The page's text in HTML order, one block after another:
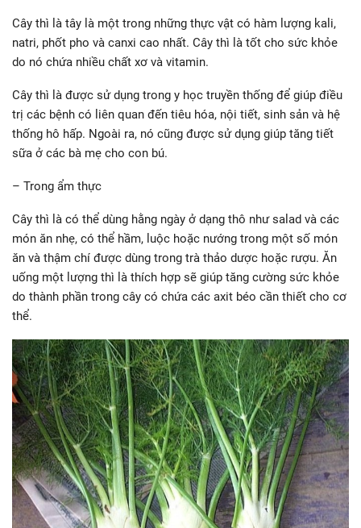
Cây thì là tây là một trong những thực vật có hàm lượng kali,
natri, phốt pho và canxi cao nhất. Cây thì là tốt cho sức khỏe
do nó chứa nhiều chất xơ và vitamin.
Cây thì là được sử dụng trong y học truyền thống để giúp điều
trị các bệnh có liên quan đến tiêu hóa, nội tiết, sinh sản và hệ
thống hô hấp. Ngoài ra, nó cũng được sử dụng giúp tăng tiết
sữa ở các bà mẹ cho con bú.
– Trong ẩm thực
Cây thì là có thể dùng hằng ngày ở dạng thô như salad và các
món ăn nhẹ, có thể hầm, luộc hoặc nướng trong một số món
ăn và thậm chí được dùng trong trà thảo dược hoặc rượu. Ăn
uống một lượng thì là thích hợp sẽ giúp tăng cường sức khỏe
do thành phần trong cây có chứa các axit béo cần thiết cho cơ
thể.